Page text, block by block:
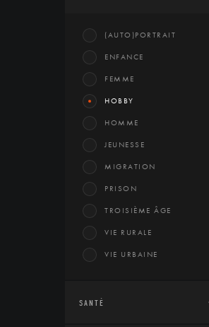
(AUTO)PORTRAIT
ENFANCE
FEMME
HOBBY
HOMME
JEUNESSE
MIGRATION
PRISON
TROISIÈME ÂGE
VIE RURALE
VIE URBAINE
SANTÉ